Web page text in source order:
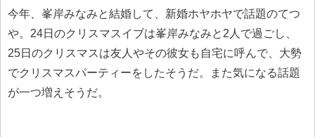
今年、峯岸みなみと結婚して、新婚ホヤホヤで話題のてつ
や。24日のクリスマスイブは峯岸みなみと2人で過ごし、
25日のクリスマスは友人やその彼女も自宅に呼んで、大勢
でクリスマスパーティーをしたそうだ。また気になる話題
が一つ増えそうだ。